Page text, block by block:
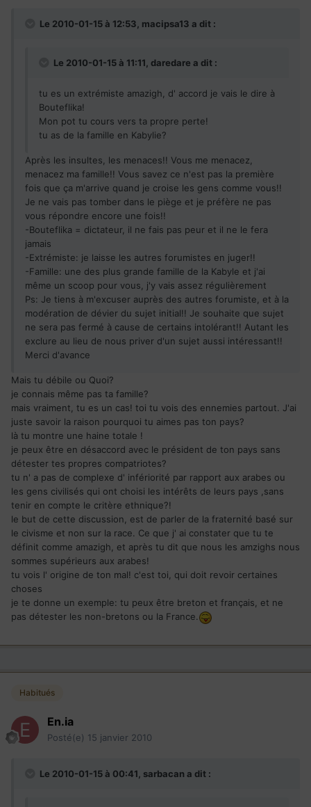
Le 2010-01-15 à 12:53, macipsa13 a dit :
Le 2010-01-15 à 11:11, daredare a dit :
tu es un extrémiste amazigh, d' accord je vais le dire à
Bouteflika!
Mon pot tu cours vers ta propre perte!
tu as de la famille en Kabylie?
Après les insultes, les menaces!! Vous me menacez,
menacez ma famille!! Vous savez ce n'est pas la première
fois que ça m'arrive quand je croise les gens comme vous!!
Je ne vais pas tomber dans le piège et je préfère ne pas
vous répondre encore une fois!!
-Bouteflika = dictateur, il ne fais pas peur et il ne le fera
jamais
-Extrémiste: je laisse les autres forumistes en juger!!
-Famille: une des plus grande famille de la Kabyle et j'ai
même un scoop pour vous, j'y vais assez régulièrement
Ps: Je tiens à m'excuser auprès des autres forumiste, et à la
modération de dévier du sujet initial!! Je souhaite que sujet
ne sera pas fermé à cause de certains intolérant!! Autant les
exclure au lieu de nous priver d'un sujet aussi intéressant!!
Merci d'avance
Mais tu débile ou Quoi?
je connais même pas ta famille?
mais vraiment, tu es un cas! toi tu vois des ennemies partout. J'ai
juste savoir la raison pourquoi tu aimes pas ton pays?
là tu montre une haine totale !
je peux être en désaccord avec le président de ton pays sans
détester tes propres compatriotes?
tu n' a pas de complexe d' infériorité par rapport aux arabes ou
les gens civilisés qui ont choisi les intérêts de leurs pays ,sans
tenir en compte le critère ethnique?!
le but de cette discussion, est de parler de la fraternité basé sur
le civisme et non sur la race. Ce que j' ai constater que tu te
définit comme amazigh, et après tu dit que nous les amzighs nous
sommes supérieurs aux arabes!
tu vois l' origine de ton mal! c'est toi, qui doit revoir certaines
choses
je te donne un exemple: tu peux être breton et français, et ne
pas détester les non-bretons ou la France.
Habitués
En.ia
Posté(e) 15 janvier 2010
Le 2010-01-15 à 00:41, sarbacan a dit :